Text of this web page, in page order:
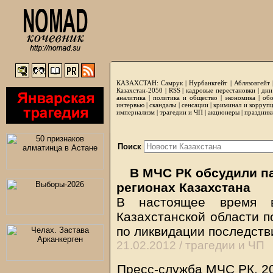
КАЗАХСТАН: Самрук |Нурбанкгейт | Аблязовгейт
Казахстан-2050 | RSS|кадровые перестановки|
аналитика | политика и общество | экономика |
интервью |скандалы | сенсации|криминал и
империализм | трагедии и ЧП | акционеры |
Поиск
В МЧС РК обсудили
регионах Казахстана
В настоящее время
Казахстанской области
по ликвидации
21.02.2012 / трагедии и ЧП
Пресс-служба МЧС РК,